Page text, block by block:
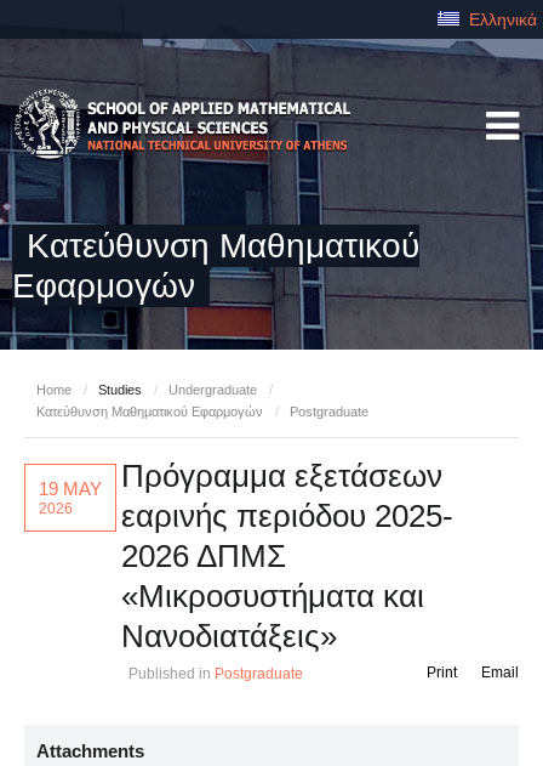
Ελληνικά
Κατεύθυνση Μαθηματικού
Εφαρμογών
Home / Studies / Undergraduate
/
Κατεύθυνση Μαθηματικού Εφαρμογών
/ Postgraduate
19 MAY
2026
Πρόγραμμα εξετάσεων
εαρινής περιόδου 2025-
2026 ΔΠΜΣ
«Μικροσυστήματα και
Νανοδιατάξεις»
Published in Postgraduate Email
Print
Attachments